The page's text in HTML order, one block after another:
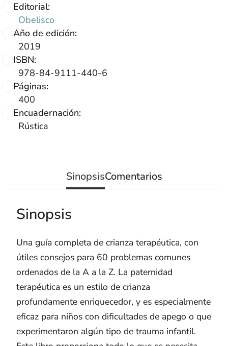
Editorial:
Obelisco
Año de edición:
2019
ISBN:
978-84-9111-440-6
Páginas:
400
Encuadernación:
Rústica
SinopsisComentarios
Sinopsis
Una guía completa de crianza terapéutica, con
útiles consejos para 60 problemas comunes
ordenados de la A a la Z. La paternidad
terapéutica es un estilo de crianza
profundamente enriquecedor, y es especialmente
eficaz para niños con dificultades de apego o que
experimentaron algún tipo de trauma infantil.